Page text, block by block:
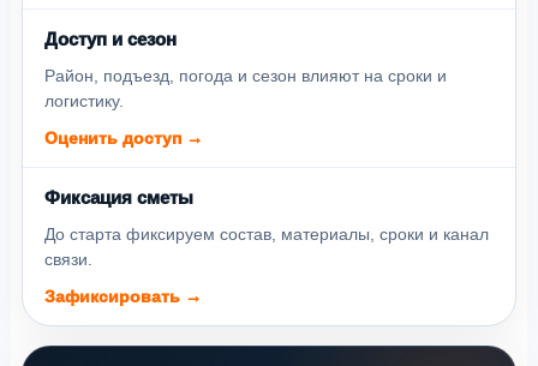
Доступ и сезон
Район, подъезд, погода и сезон влияют на сроки и
логистику.
Оценить доступ →
Фиксация сметы
До старта фиксируем состав, материалы, сроки и канал
связи.
Зафиксировать →